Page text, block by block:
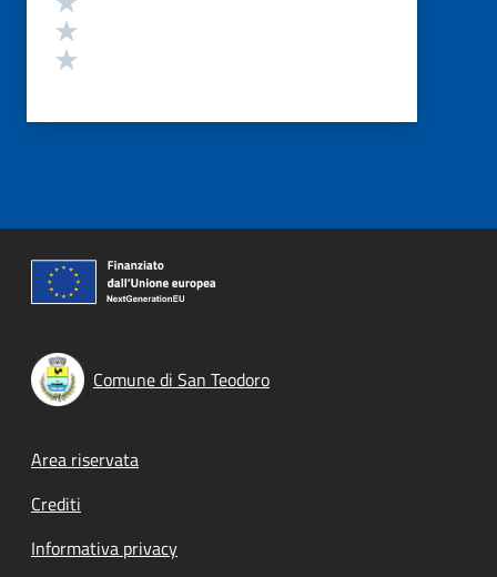
Comune di San Teodoro
Footer menu
Area riservata
Crediti
Informativa privacy